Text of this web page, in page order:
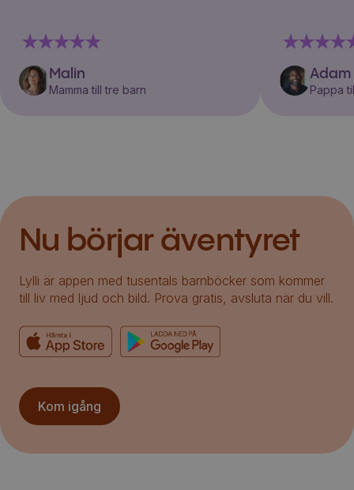
Malin
Mamma till tre barn
Adam
Pappa
Nu börjar äventyret
Lylli är appen med tusentals barnböcker som kommer
till liv med ljud och bild. Prova gratis, avsluta när du vill.
Kom igång